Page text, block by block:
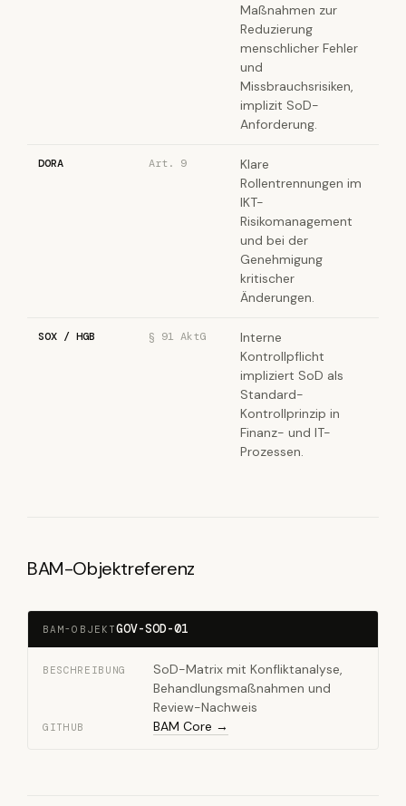
Maßnahmen zur
Reduzierung
menschlicher Fehler
und
Missbrauchsrisiken,
implizit SoD-
Anforderung.
DORA Art. 9
Klare
Rollentrennungen im
IKT-
Risikomanagement
und bei der
Genehmigung
kritischer
Änderungen.
SOX / HGB § 91 AktG
Interne
Kontrollpflicht
impliziert SoD als
Standard-
Kontrollprinzip in
Finanz- und IT-
Prozessen.
BAM-Objektreferenz
BAM-OBJEKTGOV-SOD-01
BESCHREIBUNG
SoD-Matrix mit Konfliktanalyse,
Behandlungsmaßnahmen und
Review-Nachweis
GITHUB BAM Core →